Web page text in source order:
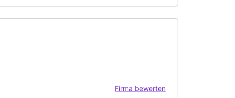
Firma bewerten